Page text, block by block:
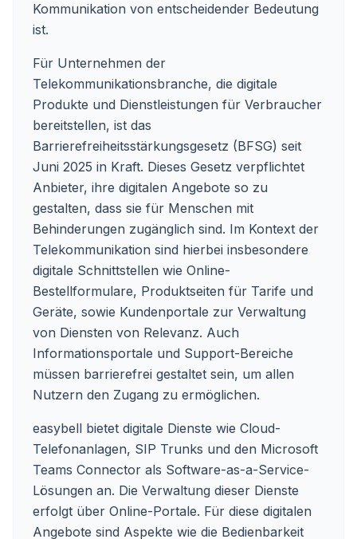
Kommunikation von entscheidender Bedeutung
ist.
Für Unternehmen der
Telekommunikationsbranche, die digitale
Produkte und Dienstleistungen für Verbraucher
bereitstellen, ist das
Barrierefreiheitsstärkungsgesetz (BFSG) seit
Juni 2025 in Kraft. Dieses Gesetz verpflichtet
Anbieter, ihre digitalen Angebote so zu
gestalten, dass sie für Menschen mit
Behinderungen zugänglich sind. Im Kontext der
Telekommunikation sind hierbei insbesondere
digitale Schnittstellen wie Online-
Bestellformulare, Produktseiten für Tarife und
Geräte, sowie Kundenportale zur Verwaltung
von Diensten von Relevanz. Auch
Informationsportale und Support-Bereiche
müssen barrierefrei gestaltet sein, um allen
Nutzern den Zugang zu ermöglichen.
easybell bietet digitale Dienste wie Cloud-
Telefonanlagen, SIP Trunks und den Microsoft
Teams Connector als Software-as-a-Service-
Lösungen an. Die Verwaltung dieser Dienste
erfolgt über Online-Portale. Für diese digitalen
Angebote sind Aspekte wie die Bedienbarkeit